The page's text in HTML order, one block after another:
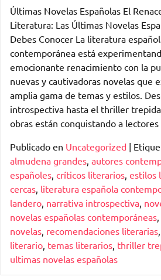
Contemporáneo
Últimas Novelas Españolas El
Literatura: Las Últimas Novelas
Debes Conocer La literatura
contemporánea está
emocionante renacimiento con la
nuevas y cautivadoras novelas que
amplia gama de temas y estilos.
introspectiva hasta el thriller
obras están conquistando a
Publicado en Uncategorized|
almudena grandes, autores
españoles, críticos literarios, estilos
cercas, literatura española
landero, narrativa introspectiva,
novelas españolas contemporáneas,
novelas, recomendaciones literarias,
literario, temas literarios, thriller
ultimas novelas españolas